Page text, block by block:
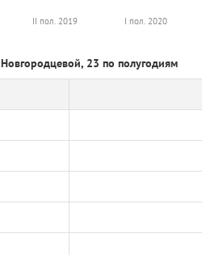
II пол. 2019 I пол. 2020
23 по полугодиям